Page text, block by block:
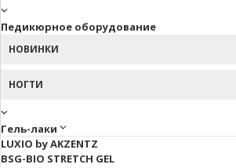
Педикюрное оборудование
НОВИНКИ
НОГТИ
Гель-лаки
LUXIO by AKZENTZ
BSG-BIO STRETCH GEL